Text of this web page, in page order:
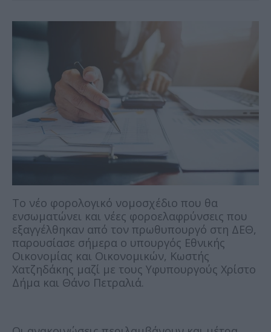
Το νέο φορολογικό νομοσχέδιο που θα
ενσωματώνει και νέες φοροελαφρύνσεις που
εξαγγέλθηκαν από τον πρωθυπουργό στη ΔΕΘ,
παρουσίασε σήμερα ο υπουργός Εθνικής
Οικονομίας και Οικονομικών, Κωστής
Χατζηδάκης μαζί με τους Υφυπουργούς Χρίστο
Δήμα και Θάνο Πετραλιά.